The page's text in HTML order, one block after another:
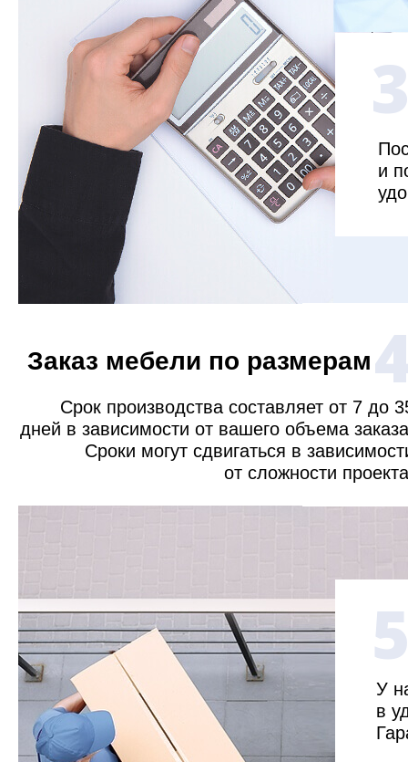
У
в
Срок производства составляет от 7 до
дней в зависимости от вашего объема
Сроки могут сдвигаться в
от сложности
Заказ мебели по размерам
и